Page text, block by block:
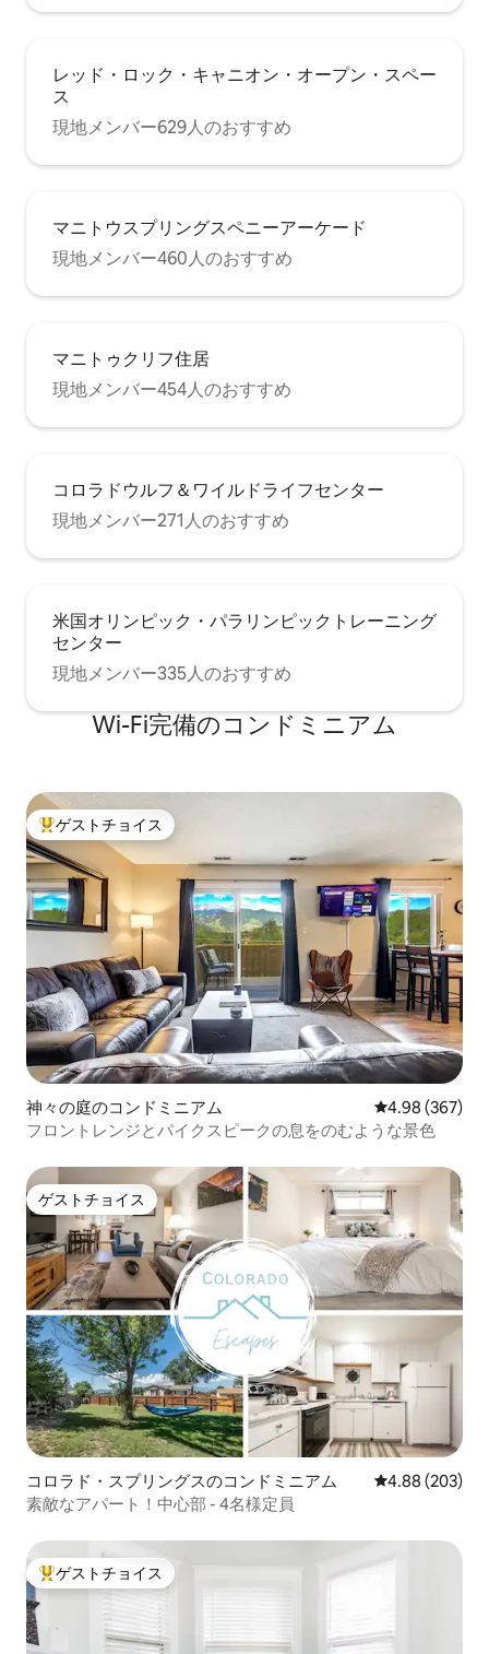
レッド・ロック・キャニオン・オープン・スペー
ス
現地メンバー629人のおすすめ
マニトウスプリングスペニーアーケード
現地メンバー460人のおすすめ
マニトゥクリフ住居
現地メンバー454人のおすすめ
コロラドウルフ＆ワイルドライフセンター
現地メンバー271人のおすすめ
米国オリンピック・パラリンピックトレーニング
センター
現地メンバー335人のおすすめ
Wi-Fi完備のコンドミニアム
大好評のゲストチョイスです。
ゲストチョイス
神々の庭のコンドミニアム レビュー367
4.98 (367)
フロントレンジとパイクスピークの息をのむような景色
ゲストチョイス
ゲストチョイス
コロラド・スプリングスのコンドミニアム レビュー203
4.88 (203)
素敵なアパート！中心部 - 4名様定員
大好評のゲストチョイスです。
ゲストチョイス